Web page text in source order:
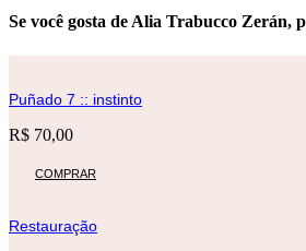
Se você gosta de Alia Trabucco Zerán,
Puñado 7 :: instinto
R$ 70,00
COMPRAR
Restauração